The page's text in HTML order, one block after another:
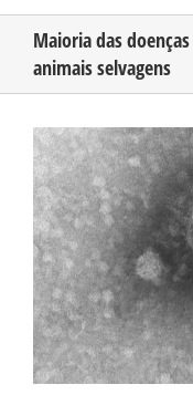
CONHEÇA O AMAZONAS
PUBLICIDADE
CONTATO
Maioria das
animais selvagens
View
Larger
Image